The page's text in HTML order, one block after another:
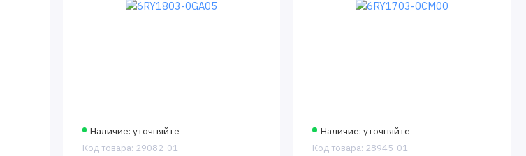
Наличие: уточняйте
Код товара: 29082-01
Наличие: уточняйте
Код товара: 28945-01